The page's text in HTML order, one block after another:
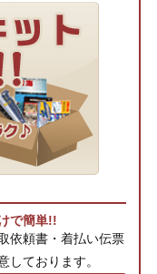
で簡単!!
依頼書・着払い伝票
しております。